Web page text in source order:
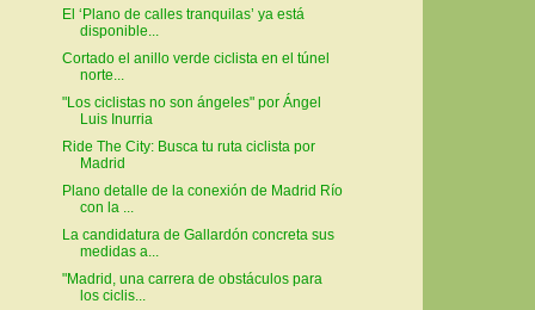
El ‘Plano de calles tranquilas’ ya está
disponible...
Cortado el anillo verde ciclista en el túnel
norte...
"Los ciclistas no son ángeles" por Ángel
Luis Inurria
Ride The City: Busca tu ruta ciclista por
Madrid
Plano detalle de la conexión de Madrid Río
con la ...
La candidatura de Gallardón concreta sus
medidas a...
"Madrid, una carrera de obstáculos para
los ciclis...